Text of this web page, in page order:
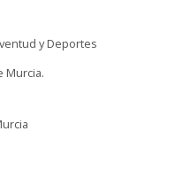
y Deportes
Murcia.